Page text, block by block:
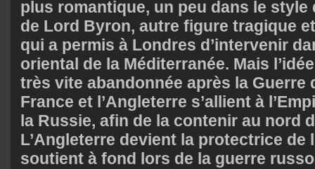
plus romantique, un peu dans le style
de Lord Byron, autre figure tragique
qui a permis à Londres d’intervenir
oriental de la Méditerranée. Mais
très vite abandonnée après la Guerre
France et l’Angleterre s’allient à
la Russie, afin de la contenir au nord
L’Angleterre devient la protectrice de
soutient à fond lors de la guerre